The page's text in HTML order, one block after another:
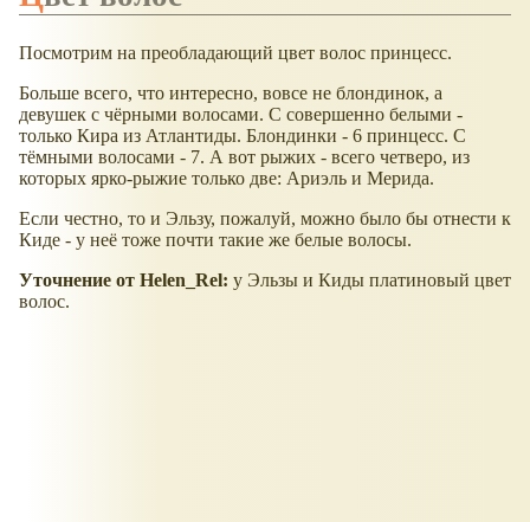
Посмотрим на преобладающий цвет волос принцесс.
Больше всего, что интересно, вовсе не блондинок, а
девушек с чёрными волосами. С совершенно белыми -
только Кира из Атлантиды. Блондинки - 6 принцесс. С
тёмными волосами - 7. А вот рыжих - всего четверо, из
которых ярко-рыжие только две: Ариэль и Мерида.
Если честно, то и Эльзу, пожалуй, можно было бы отнести к
Киде - у неё тоже почти такие же белые волосы.
Уточнение от Helen_Rel: у Эльзы и Киды платиновый цвет
волос.